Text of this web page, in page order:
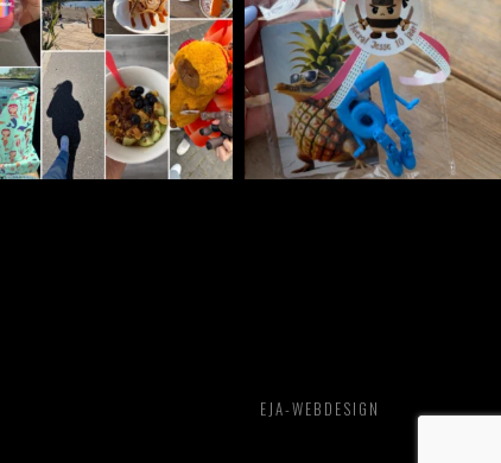
EJA-WEBDESIGN